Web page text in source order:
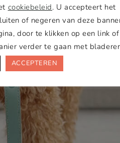
cookiebeleid. U accepteert het
of negeren van deze
door te klikken op een link of
verder te gaan met
ACCEPTEREN